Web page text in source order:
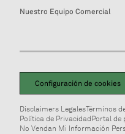
Nuestro Equipo Comercial
Configuración de cookies
Disclaimers LegalesTérminos
Política de PrivacidadPortal de
No Vendan Mi Información